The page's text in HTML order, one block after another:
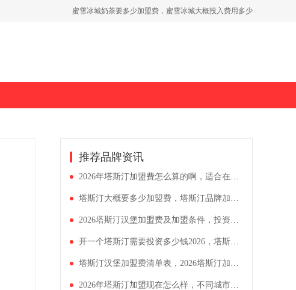
如何开一家古茗奶茶店，古茗加盟费用高吗多少钱
推荐品牌资讯
2026年塔斯汀加盟费怎么算的啊，适合在小县城开的汉堡店有哪些
塔斯汀大概要多少加盟费，塔斯汀品牌加盟一般需要多少钱
2026塔斯汀汉堡加盟费及加盟条件，投资一家塔斯汀多少钱
开一个塔斯汀需要投资多少钱2026，塔斯汀加盟费怎么算的啊
塔斯汀汉堡加盟费清单表，2026塔斯汀加盟条件详情
2026年塔斯汀加盟现在怎么样，不同城市加盟塔斯汀需要多少钱